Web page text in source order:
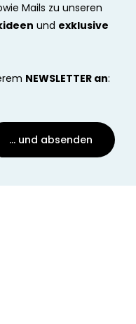
Mails zu unseren
und exklusive
NEWSLETTER an:
... und absenden